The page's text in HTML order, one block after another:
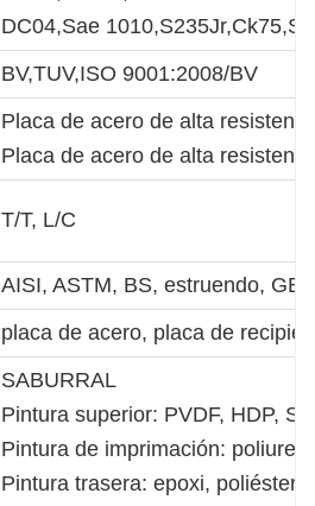
DC04,Sae
BV,TUV,ISO 9001:2008/BV
Placa de acero de alta
Placa de acero de alta
T/T, L/C
AISI, ASTM, BS, estruendo, GB,
placa de acero, placa de
SABURRAL
Pintura superior: PVDF, HDP,
Pintura de imprimación:
Pintura trasera: epoxi, poliéster